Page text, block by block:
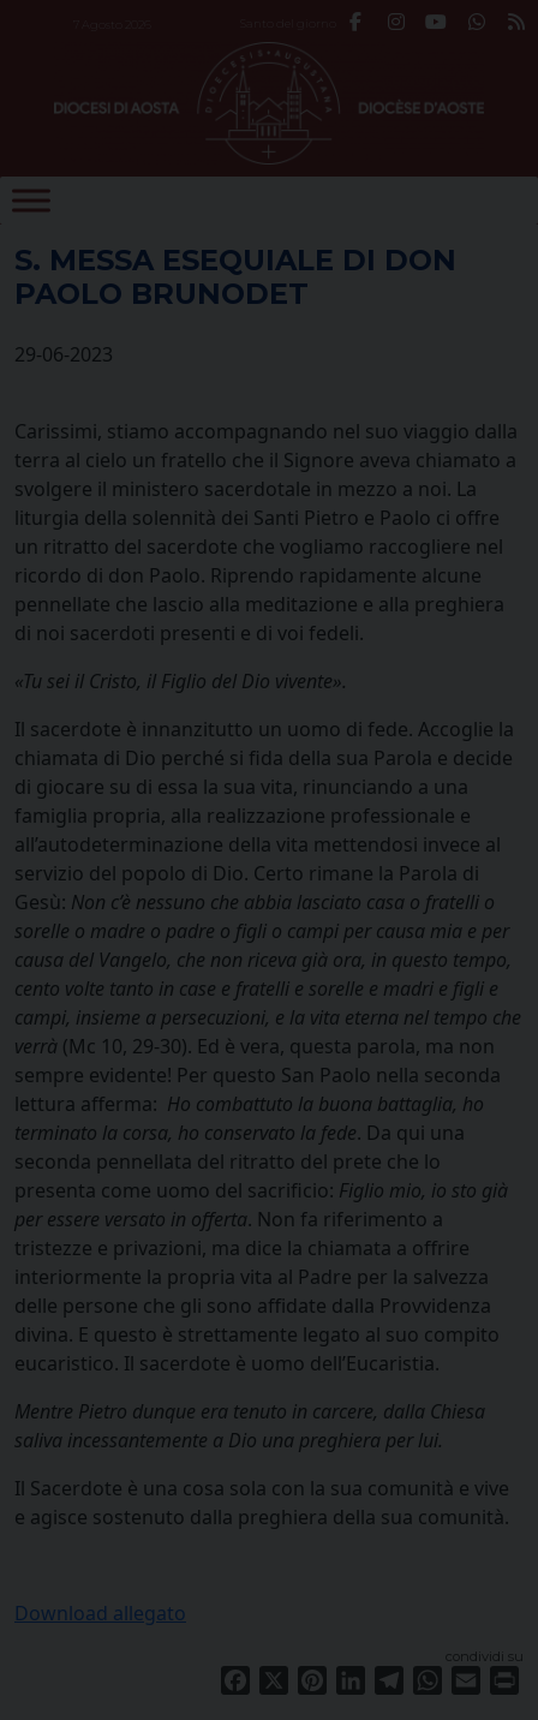
S. MESSA ESEQUIALE DI DON
PAOLO BRUNODET
29-06-2023
Carissimi, stiamo accompagnando nel suo viaggio dalla
terra al cielo un fratello che il Signore aveva chiamato a
svolgere il ministero sacerdotale in mezzo a noi. La
liturgia della solennità dei Santi Pietro e Paolo ci offre
un ritratto del sacerdote che vogliamo raccogliere nel
ricordo di don Paolo. Riprendo rapidamente alcune
pennellate che lascio alla meditazione e alla preghiera
di noi sacerdoti presenti e di voi fedeli.
«Tu sei il Cristo, il Figlio del Dio vivente».
Il sacerdote è innanzitutto un uomo di fede. Accoglie la
chiamata di Dio perché si fida della sua Parola e decide
di giocare su di essa la sua vita, rinunciando a una
famiglia propria, alla realizzazione professionale e
all’autodeterminazione della vita mettendosi invece al
servizio del popolo di Dio. Certo rimane la Parola di
Gesù: Non c’è nessuno che abbia lasciato casa o fratelli o
sorelle o madre o padre o figli o campi per causa mia e per
causa del Vangelo, che non riceva già ora, in questo tempo,
cento volte tanto in case e fratelli e sorelle e madri e figli e
campi, insieme a persecuzioni, e la vita eterna nel tempo che
verrà (Mc 10, 29-30). Ed è vera, questa parola, ma non
sempre evidente! Per questo San Paolo nella seconda
lettura afferma: Ho combattuto la buona battaglia, ho
terminato la corsa, ho conservato la fede. Da qui una
seconda pennellata del ritratto del prete che lo
presenta come uomo del sacrificio: Figlio mio, io sto già
per essere versato in offerta. Non fa riferimento a
tristezze e privazioni, ma dice la chiamata a offrire
interiormente la propria vita al Padre per la salvezza
delle persone che gli sono affidate dalla Provvidenza
divina. E questo è strettamente legato al suo compito
eucaristico. Il sacerdote è uomo dell’Eucaristia.
Mentre Pietro dunque era tenuto in carcere, dalla Chiesa
saliva incessantemente a Dio una preghiera per lui.
Il Sacerdote è una cosa sola con la sua comunità e vive
e agisce sostenuto dalla preghiera della sua comunità.
Download allegato
condividi su
Facebook PinterestLinkedInTelegramWhatsApp
Email